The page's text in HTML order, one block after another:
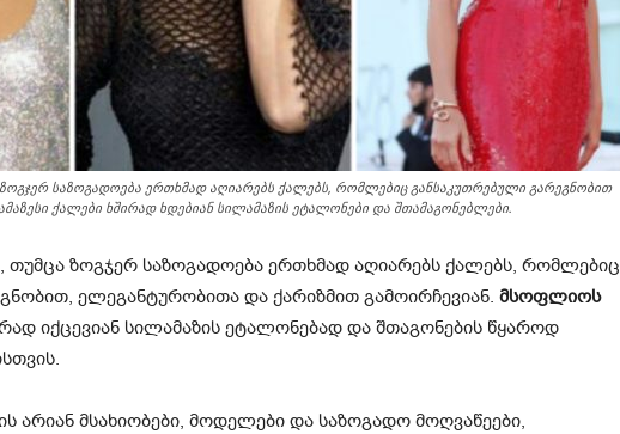
ზოგჯერ საზოგადოება ერთხმად აღიარებს ქალებს, რომლებიც განსაკუთრებული გარეგნობით
ქალები ხშირად ხდებიან სილამაზის ეტალონები და შთამაგონებლები.
თუმცა ზოგჯერ საზოგადოება ერთხმად აღიარებს ქალებს, რომლებიც
ელეგანტურობითა და ქარიზმით გამოირჩევიან. მსოფლიოს
იქცევიან სილამაზის ეტალონებად და შთაგონების წყაროდ
არიან მსახიობები, მოდელები და საზოგადო მოღვაწეები,